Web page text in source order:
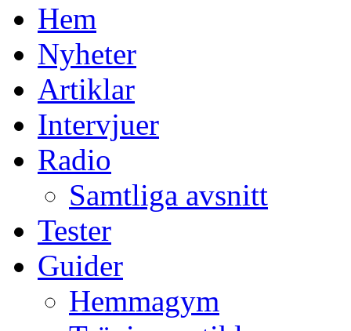
Hem
Nyheter
Artiklar
Intervjuer
Radio
Samtliga avsnitt
Tester
Guider
Hemmagym